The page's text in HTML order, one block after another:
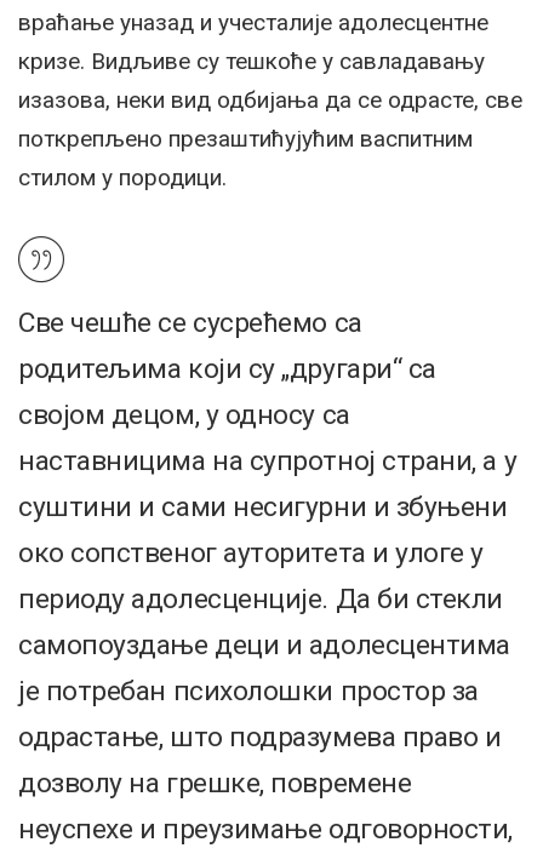
враћање уназад и учесталије адолесцентне
кризе. Видљиве су тешкоће у савладавању
изазова, неки вид одбијања да се одрасте, све
поткрепљено презаштићујућим васпитним
стилом у породици.
Све чешће се сусрећемо са
родитељима који су „другари“ са
својом децом, у односу са
наставницима на супротној страни, а у
суштини и сами несигурни и збуњени
око сопственог ауторитета и улоге у
периоду адолесценције. Да би стекли
самопоуздање деци и адолесцентима
је потребан психолошки простор за
одрастање, што подразумева право и
дозволу на грешке, повремене
неуспехе и преузимање одговорности,